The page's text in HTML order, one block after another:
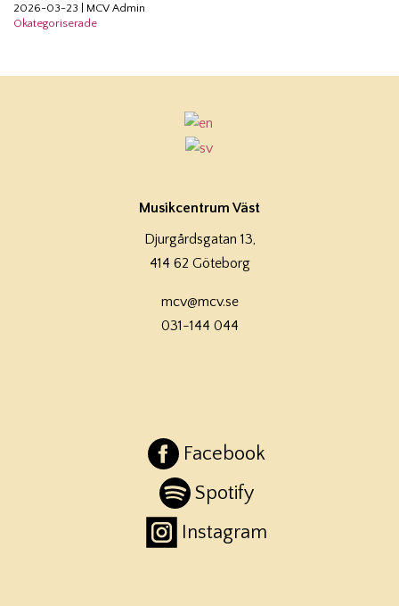
2026-03-23
MCV Admin
Okategoriserade
Musikcentrum Väst
Djurgårdsgatan 13,
414 62 Göteborg
mcv@mcv.se
031-144 044
Facebook
Spotify
Instagram